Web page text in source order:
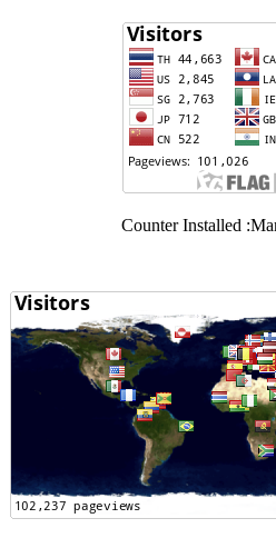
Counter Installed